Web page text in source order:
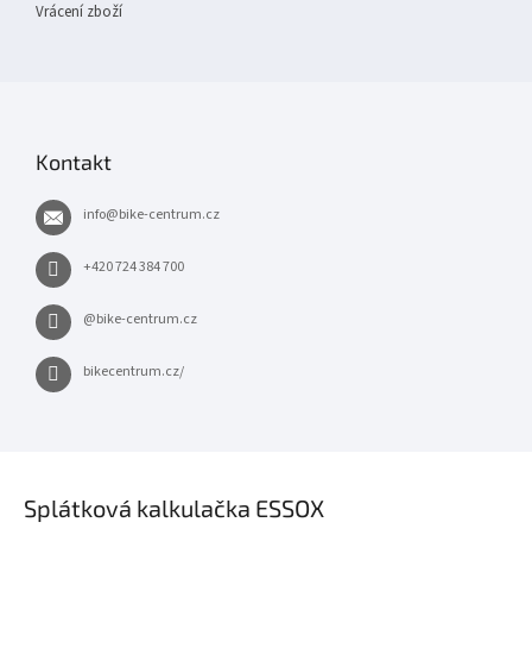
Vrácení zboží
Kontakt
info@bike-centrum.cz
+420 724 384 700
@bike-centrum.cz
bikecentrum.cz/
Splátková kalkulačka ESSOX